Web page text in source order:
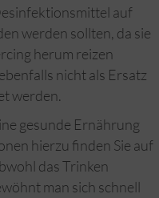
auf
werden sollten, da sie
herum reizen
nicht als Ersatz
werden.
gesunde Ernährung
hierzu finden Sie auf
das Trinken
man sich schnell